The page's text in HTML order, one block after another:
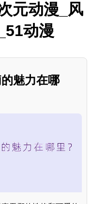
元动漫_风
动漫
魅力在哪